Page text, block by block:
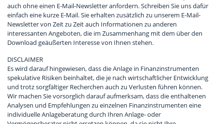
auch ohne einen E-Mail-Newsletter anfordern. Schreiben Sie uns dafür
einfach eine kurze E-Mail. Sie erhalten zusätzlich zu unserem E-Mail-
Newsletter von Zeit zu Zeit auch Informationen zu anderen
interessanten Angeboten, die im Zusammenhang mit dem über den
Download geäußerten Interesse von Ihnen stehen.
DISCLAIMER
Es wird darauf hingewiesen, dass die Anlage in Finanzinstrumenten
spekulative Risiken beinhaltet, die je nach wirtschaftlicher Entwicklung
und trotz sorgfältiger Recherchen auch zu Verlusten führen können.
Wir machen Sie vorsorglich darauf aufmerksam, dass die enthaltenen
Analysen und Empfehlungen zu einzelnen Finanzinstrumenten eine
individuelle Anlageberatung durch Ihren Anlage- oder